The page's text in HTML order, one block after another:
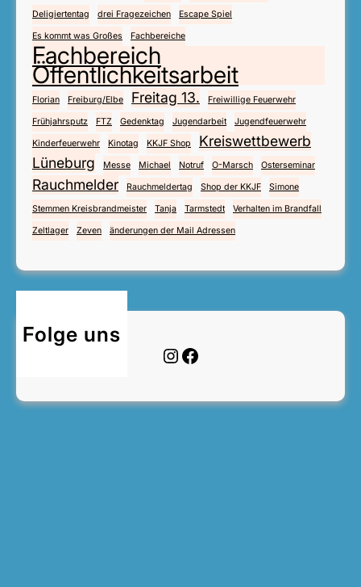
Deligiertentag drei Fragezeichen Escape Spiel
Es kommt was Großes Fachbereiche
Fachbereich
Öffentlichkeitsarbeit
Florian Freiburg/Elbe Freitag 13. Freiwillige Feuerwehr
Frühjahrsputz FTZ Gedenktag Jugendarbeit Jugendfeuerwehr
Kinderfeuerwehr Kinotag KKJF Shop
Kreiswettbewerb
Lüneburg
Messe Michael Notruf O-Marsch Osterseminar
Rauchmelder Rauchmeldertag Shop der KKJF Simone
Stemmen Kreisbrandmeister Tanja Tarmstedt Verhalten im Brandfall
Zeltlager Zeven änderungen der Mail Adressen
Folge uns
Instagram Facebook